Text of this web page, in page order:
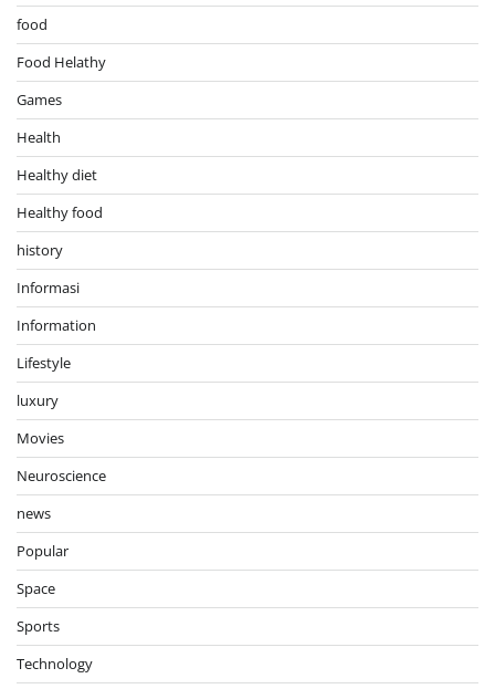
food
Food Helathy
Games
Health
Healthy diet
Healthy food
history
Informasi
Information
Lifestyle
luxury
Movies
Neuroscience
news
Popular
Space
Sports
Technology